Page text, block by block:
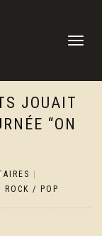
DÉPLIER
JOUAIT
“ON
ROCK / POP